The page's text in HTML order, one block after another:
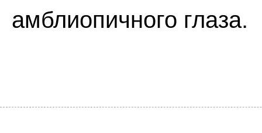
амблиопичного глаза.